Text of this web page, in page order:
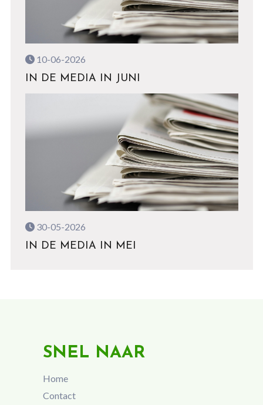
10-06-2026
IN DE MEDIA IN JUNI
30-05-2026
IN DE MEDIA IN MEI
SNEL NAAR
Home
Contact